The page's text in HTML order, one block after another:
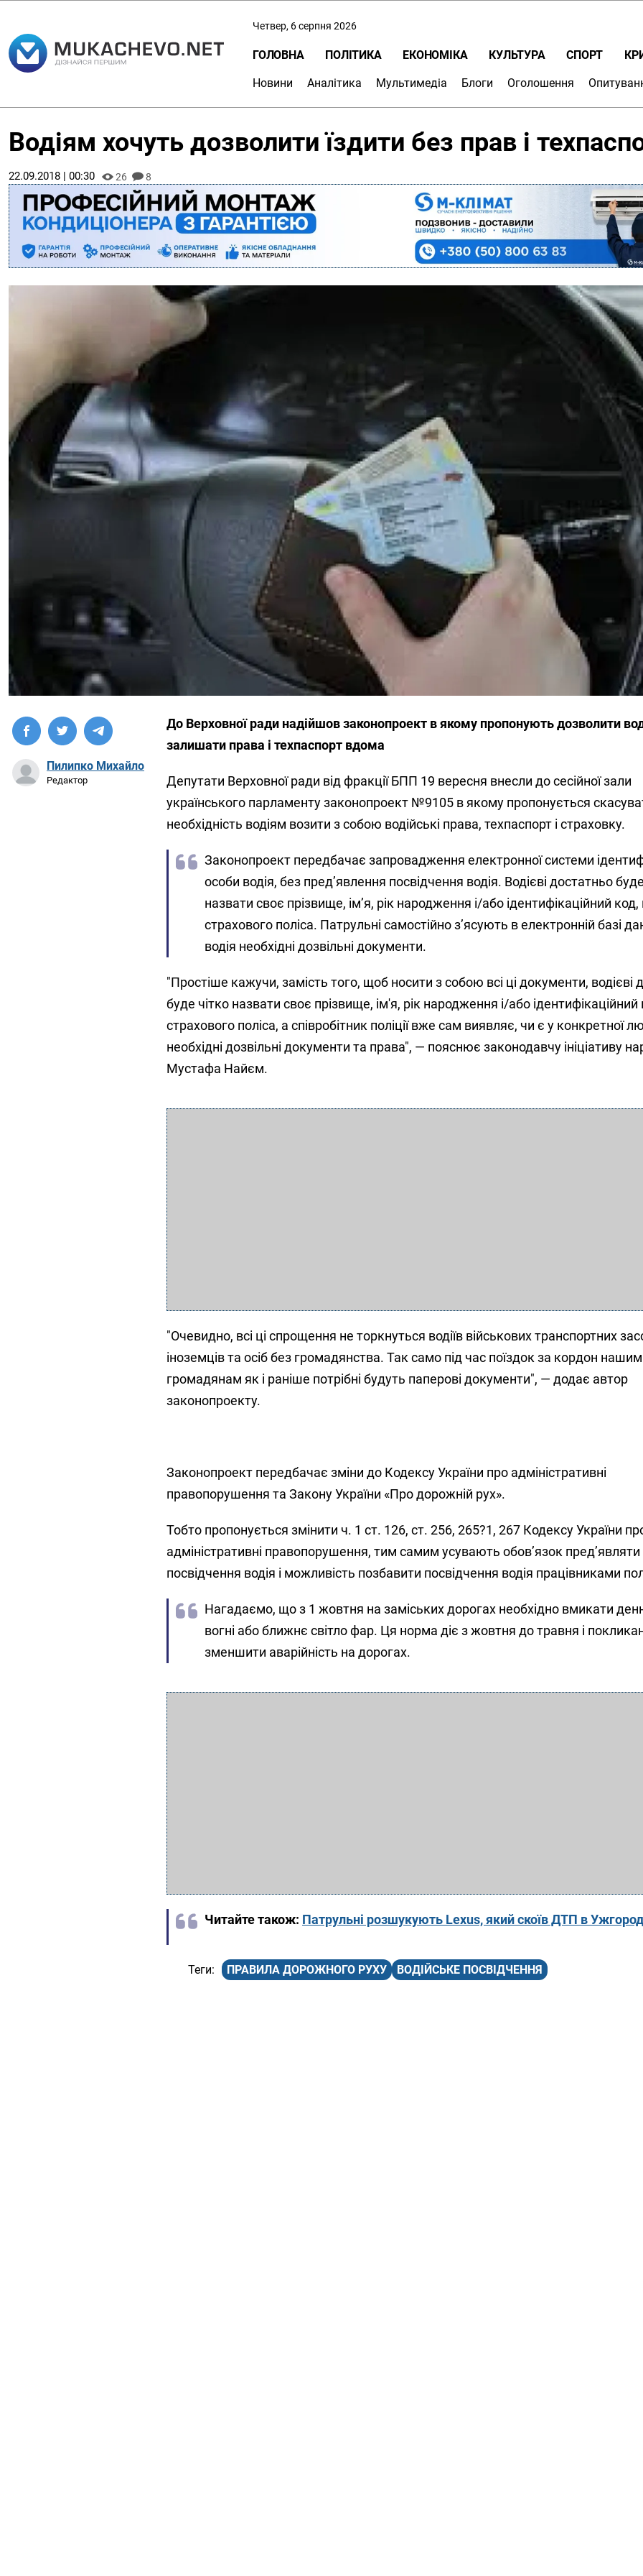
Четвер, 6 серпня 2026
ГОЛОВНА ПОЛІТИКА ЕКОНОМІКА КУЛЬТУРА СПОРТ
Новини Аналітика Мультимедіа Блоги Оголошення
Водіям хочуть дозволити їздити без прав і
22.09.2018 | 00:30 26 8
Пилипко Михайло
Редактор
До Верховної ради надійшов законопроект в якому пропонують дозволити
залишати права і техпаспорт вдома
Депутати Верховної ради від фракції БПП 19 вересня внесли до сесійної зали
українського парламенту законопроект №9105 в якому пропонується
необхідність водіям возити з собою водійські права, техпаспорт і страховку.
Законопроект передбачає запровадження електронної системи
особи водія, без пред’явлення посвідчення водія. Водієві достатньо
назвати своє прізвище, ім’я, рік народження і/або ідентифікаційний
страхового поліса. Патрульні самостійно з’ясують в електронній базі
водія необхідні дозвільні документи.
"Простіше кажучи, замість того, щоб носити з собою всі ці документи, водієві
буде чітко назвати своє прізвище, ім'я, рік народження і/або
страхового поліса, а співробітник поліції вже сам виявляє, чи є у конкретної
необхідні дозвільні документи та права", — пояснює законодавчу ініціативу
Мустафа Найєм.
"Очевидно, всі ці спрощення не торкнуться водіїв військових транспортних
іноземців та осіб без громадянства. Так само під час поїздок за кордон нашим
громадянам як і раніше потрібні будуть паперові документи", — додає автор
законопроекту.
Законопроект передбачає зміни до Кодексу України про адміністративні
правопорушення та Закону України «Про дорожній рух».
Тобто пропонується змінити ч. 1 ст. 126, ст. 256, 265?1, 267 Кодексу України
адміністративні правопорушення, тим самим усувають обов’язок пред’являти
посвідчення водія і можливість позбавити посвідчення водія працівниками
Нагадаємо, що з 1 жовтня на заміських дорогах необхідно вмикати
вогні або ближнє світло фар. Ця норма діє з жовтня до травня і
зменшити аварійність на дорогах.
Читайте також: Патрульні розшукують Lexus, який скоїв ДТП в Ужгороді
ПРАВИЛА ДОРОЖНОГО РУХУ ВОДІЙСЬКЕ ПОСВІДЧЕННЯ